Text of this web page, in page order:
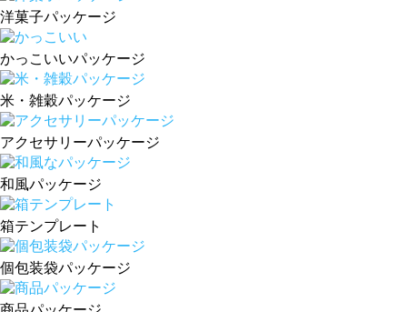
洋菓子パッケージ
かっこいいパッケージ
米・雑穀パッケージ
アクセサリーパッケージ
和風パッケージ
箱テンプレート
個包装袋パッケージ